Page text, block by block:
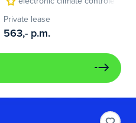
Private lease
563,- p.m.